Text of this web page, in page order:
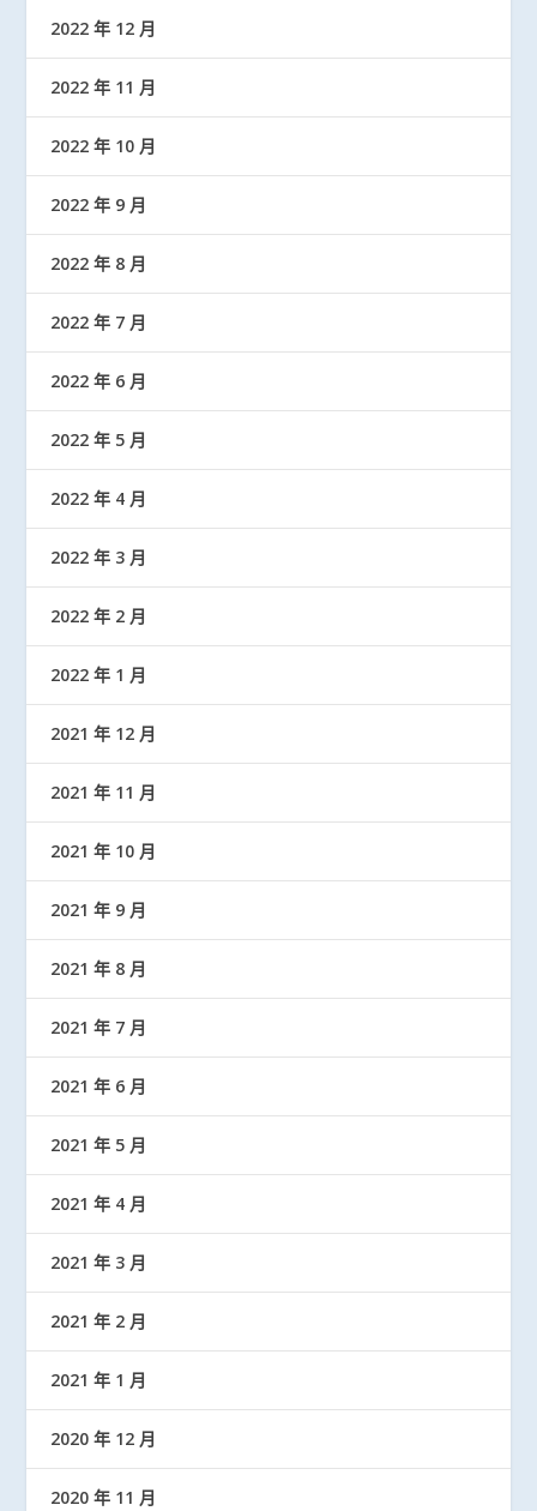
2022 年 12 月
2022 年 11 月
2022 年 10 月
2022 年 9 月
2022 年 8 月
2022 年 7 月
2022 年 6 月
2022 年 5 月
2022 年 4 月
2022 年 3 月
2022 年 2 月
2022 年 1 月
2021 年 12 月
2021 年 11 月
2021 年 10 月
2021 年 9 月
2021 年 8 月
2021 年 7 月
2021 年 6 月
2021 年 5 月
2021 年 4 月
2021 年 3 月
2021 年 2 月
2021 年 1 月
2020 年 12 月
2020 年 11 月